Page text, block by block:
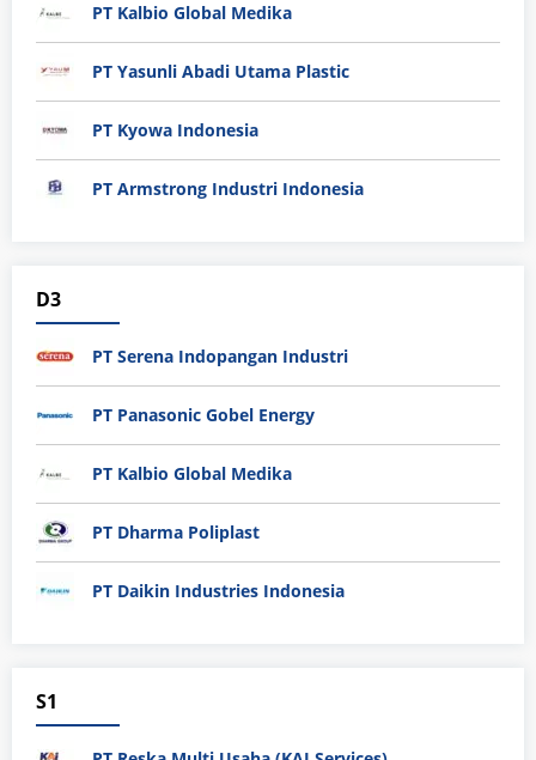
PT Kalbio Global Medika
PT Yasunli Abadi Utama Plastic
PT Kyowa Indonesia
PT Armstrong Industri Indonesia
D3
PT Serena Indopangan Industri
PT Panasonic Gobel Energy
PT Kalbio Global Medika
PT Dharma Poliplast
PT Daikin Industries Indonesia
S1